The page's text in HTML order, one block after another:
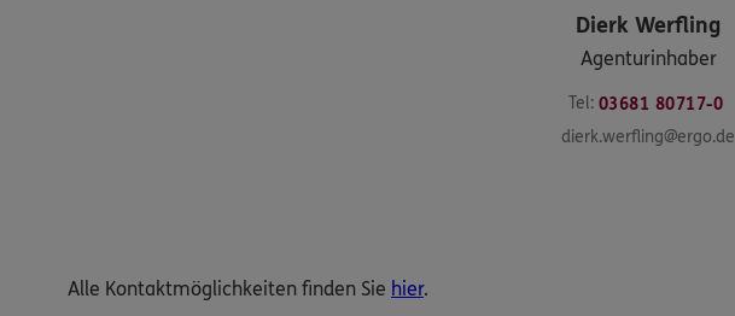
Dierk Werfling
Agenturinhaber
Tel: 03681 80717-0
dierk.werfling@ergo.de
Alle Kontaktmöglichkeiten finden Sie hier.